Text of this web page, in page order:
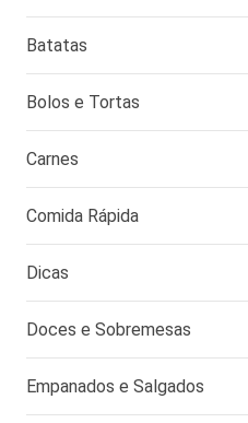
Batatas
Bolos e Tortas
Carnes
Comida Rápida
Dicas
Doces e Sobremesas
Empanados e Salgados